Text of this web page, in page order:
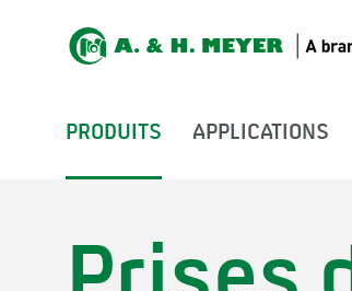
PRODUITS APPLICATIONS